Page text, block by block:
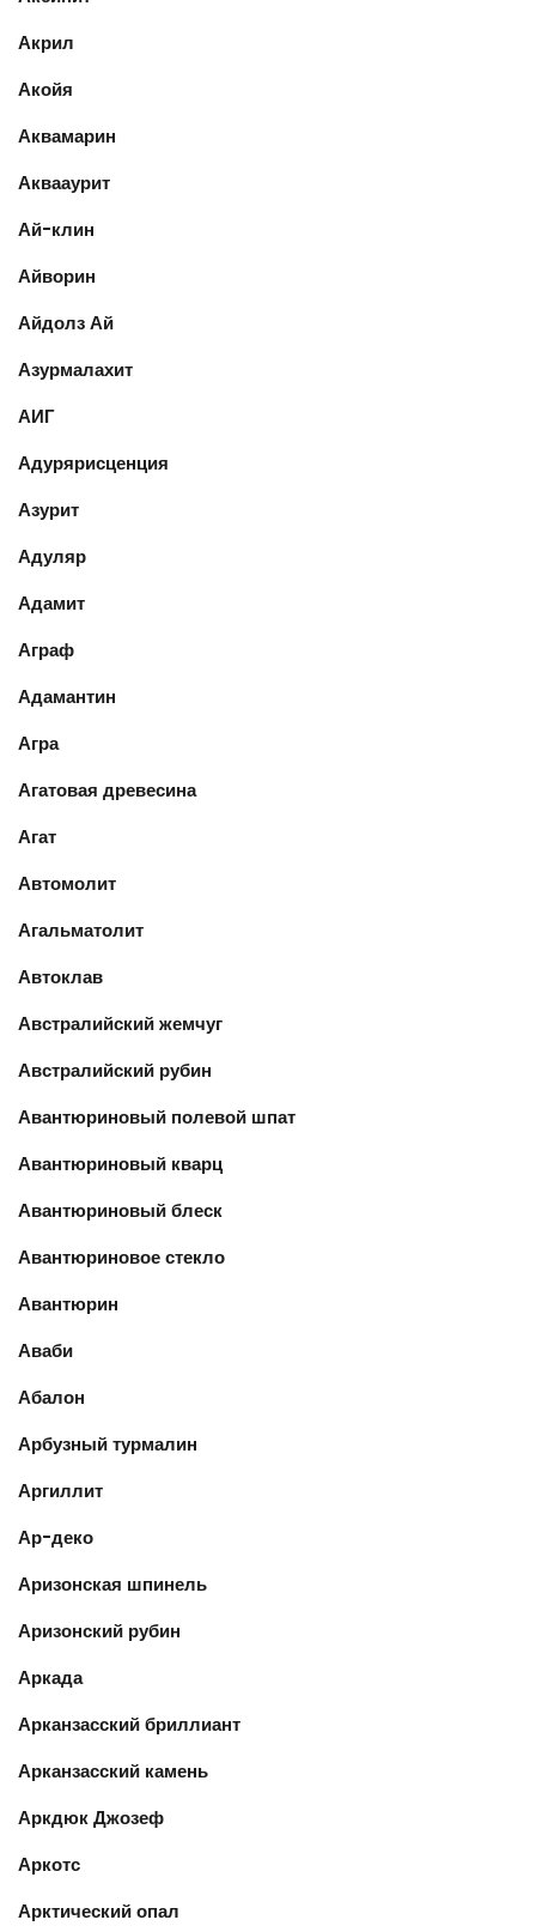
Акрил
Акойя
Аквамарин
Аквааурит
Ай-клин
Айворин
Айдолз Ай
Азурмалахит
АИГ
Адурярисценция
Азурит
Адуляр
Адамит
Аграф
Адамантин
Агра
Агатовая древесина
Агат
Автомолит
Агальматолит
Автоклав
Австралийский жемчуг
Австралийский рубин
Авантюриновый полевой шпат
Авантюриновый кварц
Авантюриновый блеск
Авантюриновое стекло
Авантюрин
Аваби
Абалон
Арбузный турмалин
Аргиллит
Ар-деко
Аризонская шпинель
Аризонский рубин
Аркада
Арканзасский бриллиант
Арканзасский камень
Аркдюк Джозеф
Аркотс
Арктический опал